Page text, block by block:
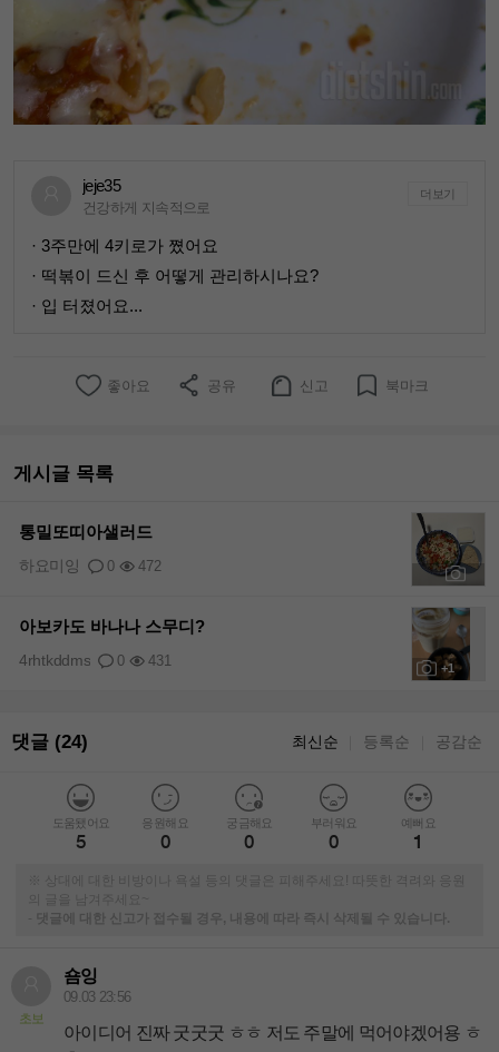
jeje35
건강하게 지속적으로
더보기
· 3주만에 4키로가 쪘어요
· 떡볶이 드신 후 어떻게 관리하시나요?
· 입 터졌어요...
좋아요 공유 신고 북마크
게시글 목록
통밀또띠아샐러드
0 472
하요미잉
+1
아보카도 바나나 스무디?
0 431
4rhtkddms
댓글 (24) 최신순 등록순 공감순
도움됐어요
5
응원해요
0
궁금해요
0
부러워요
0
예뻐요
1
※ 상대에 대한 비방이나 욕설 등의 댓글은 피해주세요! 따뜻한 격려와 응원
의 글을 남겨주세요~
-
댓글에 대한 신고가 접수될 경우, 내용에 따라 즉시 삭제될 수 있습니다.
초보
숌잉
09.03 23:56
아이디어 진짜 굿굿굿 ㅎㅎ 저도 주말에 먹어야겠어용 ㅎ